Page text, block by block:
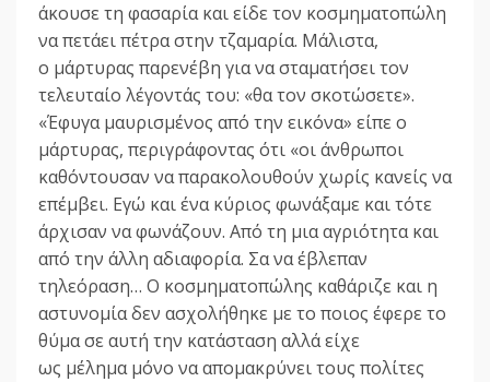
άκουσε τη φασαρία και είδε τον κοσμηματοπώλη
να πετάει πέτρα στην τζαμαρία. Μάλιστα,
ο μάρτυρας παρενέβη για να σταματήσει τον
τελευταίο λέγοντάς του: «θα τον σκοτώσετε».
«Έφυγα μαυρισμένος από την εικόνα» είπε ο
μάρτυρας, περιγράφοντας ότι «οι άνθρωποι
καθόντουσαν να παρακολουθούν χωρίς κανείς να
επέμβει. Εγώ και ένα κύριος φωνάξαμε και τότε
άρχισαν να φωνάζουν. Από τη μια αγριότητα και
από την άλλη αδιαφορία. Σα να έβλεπαν
τηλεόραση… Ο κοσμηματοπώλης καθάριζε και η
αστυνομία δεν ασχολήθηκε με το ποιος έφερε το
θύμα σε αυτή την κατάσταση αλλά είχε
ως μέλημα μόνο να απομακρύνει τους πολίτες